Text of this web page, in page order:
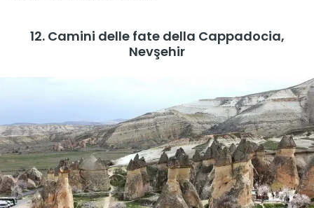
12. Camini delle fate della Cappadocia,
Nevşehir